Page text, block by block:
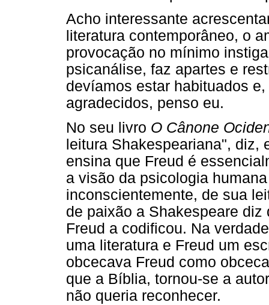
Acho interessante
literatura contemporâneo, o
provocação no mínimo
psicanálise, faz apartes e
devíamos estar habituados
agradecidos, penso eu.
No seu livro O Cânone
leitura Shakespeariana", diz,
ensina que Freud é
a visão da psicologia
inconscientemente, de sua
de paixão a Shakespeare
Freud a codificou. Na
uma literatura e Freud um
obcecava Freud como
que a Bíblia, tornou-se a
não queria reconhecer.